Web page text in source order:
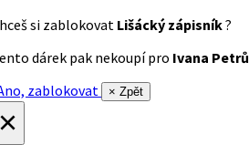
si zablokovat Lišácký zápisník?
dárek pak nekoupí pro Ivana Petrů
zablokovat
× Zpět